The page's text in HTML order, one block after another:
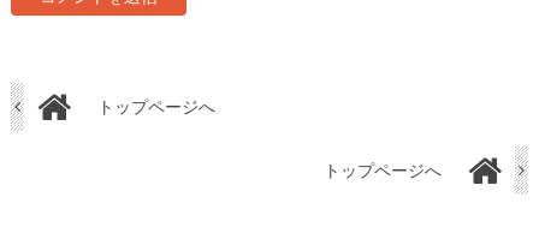
トップページへ
トップページへ